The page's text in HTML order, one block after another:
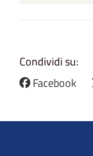
Condividi su:
Facebook